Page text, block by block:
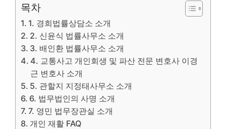
목차
1. 경희법률상담소 소개
2. 신윤식 법률사무소 소개
3. 배인환 법률사무소 소개
4. 교통사고 개인회생 및 파산 전문 변호사 이경
근 변호사 소개
5. 관할지 지정태사무소 소개
6. 법무법인의 사명 소개
7. 영민 법무장관실 소개
개인 재활 FAQ